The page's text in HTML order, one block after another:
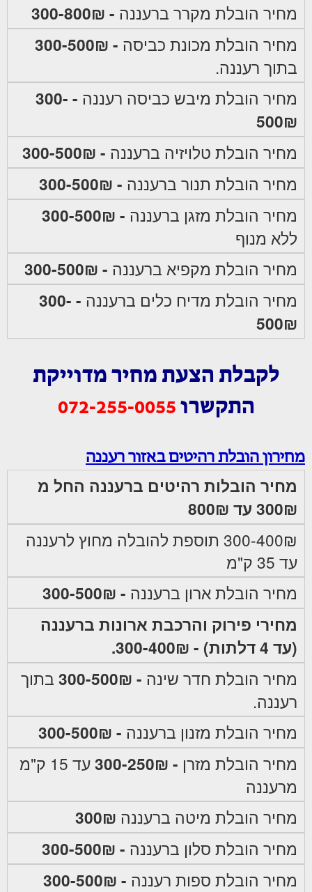
מחיר הובלת מקרר ברעננה - 300-800₪
מחיר הובלת מכונת כביסה - 300-500₪
בתוך רעננה.
מחיר הובלת מיבש כביסה רעננה
- 300-
500₪
מחיר הובלת טלויזיה ברעננה - 300-500₪
מחיר הובלת תנור ברעננה - 300-500₪
מחיר הובלת מזגן ברעננה - 300-500₪
ללא מנוף
מחיר הובלת מקפיא ברעננה - 300-500₪
מחיר הובלת מדיח כלים ברעננה
- 300-
500₪
לקבלת הצעת מחיר מדוייקת
התקשרו 072-255-0055
מחירון הובלת רהיטים באזור רעננה
מחיר הובלות רהיטים ברעננה החל מ
300₪ עד 800₪
300-400₪ תוספת להובלה מחוץ לרעננה
עד 35 ק"מ
מחיר הובלת ארון ברעננה - 300-500₪
מחירי פירוק והרכבת ארונות ברעננה
(עד 4 דלתות) - 300-400₪.
מחיר הובלת חדר שינה - 300-500₪
בתוך
רעננה.
מחיר הובלת מזנון ברעננה - 300-500₪
מחיר הובלת מזרן - 300-250₪
עד 15 ק"מ
מרעננה
מחיר הובלת מיטה ברעננה 300₪
מחיר הובלת סלון ברעננה - 300-500₪
מחיר הובלת ספות רעננה - 300-500₪